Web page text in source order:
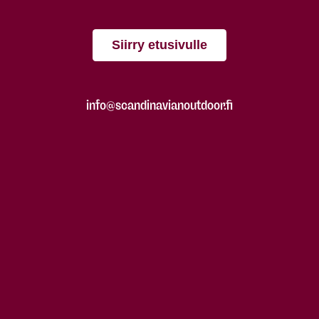
Siirry etusivulle
info@scandinavianoutdoor.fi